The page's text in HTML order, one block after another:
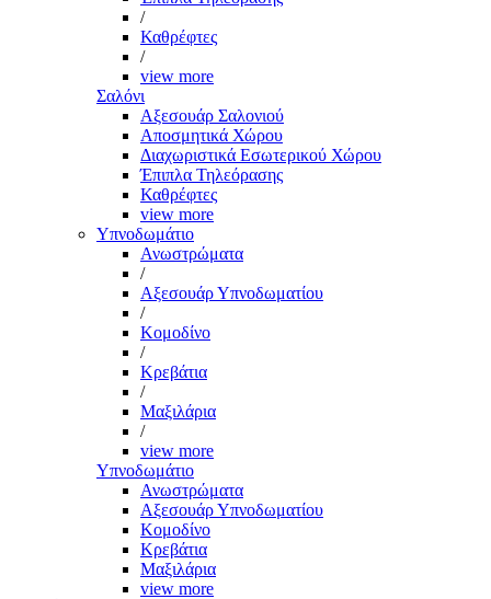
/
Καθρέφτες
/
view more
Σαλόνι
Αξεσουάρ Σαλονιού
Αποσμητικά Χώρου
Διαχωριστικά Εσωτερικού Χώρου
Έπιπλα Τηλεόρασης
Καθρέφτες
view more
Υπνοδωμάτιο
Ανωστρώματα
/
Αξεσουάρ Υπνοδωματίου
/
Κομοδίνο
/
Κρεβάτια
/
Μαξιλάρια
/
view more
Υπνοδωμάτιο
Ανωστρώματα
Αξεσουάρ Υπνοδωματίου
Κομοδίνο
Κρεβάτια
Μαξιλάρια
view more